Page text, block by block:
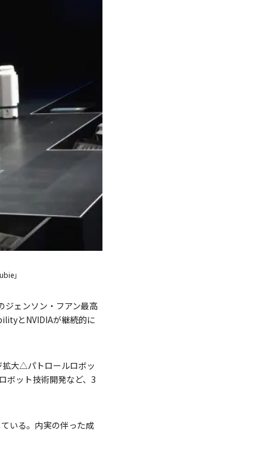
」
ジェンソン・フアン最高
とNVIDIAが継続的に
大△パトロールロボッ
ボット技術開発など、3
いる。内実の伴った成